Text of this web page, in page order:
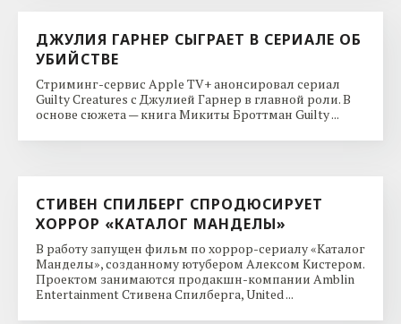
ДЖУЛИЯ ГАРНЕР СЫГРАЕТ В СЕРИАЛЕ ОБ
УБИЙСТВЕ
Стриминг-сервис Apple TV+ анонсировал сериал
Guilty Creatures с Джулией Гарнер в главной роли. В
основе сюжета — книга Микиты Броттман Guilty ...
СТИВЕН СПИЛБЕРГ СПРОДЮСИРУЕТ
ХОРРОР «КАТАЛОГ МАНДЕЛЫ»
В работу запущен фильм по хоррор-сериалу «Каталог
Манделы», созданному ютубером Алексом Кистером.
Проектом занимаются продакшн-компании Amblin
Entertainment Стивена Спилберга, United ...